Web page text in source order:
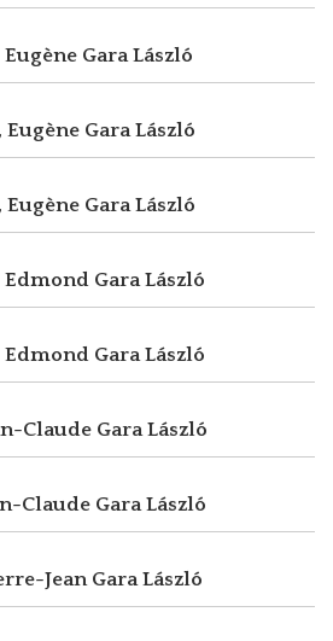
Eugène Gara László
Eugène Gara László
Eugène Gara László
Edmond Gara László
Edmond Gara László
Claude Gara László
Claude Gara László
Jean Gara László